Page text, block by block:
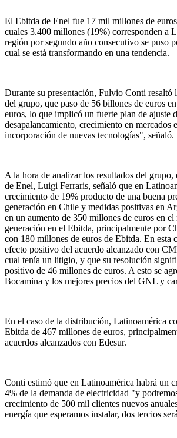
El Ebitda de Enel fue 17 mil millones de
cuales 3.400 millones (19%) corresponden a
región por segundo año consecutivo se puso
cual se está transformando en una tendencia.
Durante su presentación, Fulvio Conti resaltó
del grupo, que paso de 56 billones de euros
euros, lo que implicó un fuerte plan de ajuste
desapalancamiento, crecimiento en mercados
incorporación de nuevas tecnologías", señaló.
A la hora de analizar los resultados del
de Enel, Luigi Ferraris, señaló que en
crecimiento de 19% producto de una buena
generación en Chile y medidas positivas en
en un aumento de 350 millones de euros en el
generación en el Ebitda, principalmente por
con 180 millones de euros de Ebitda. En esta
efecto positivo del acuerdo alcanzado con
cual tenía un litigio, y que su resolución
positivo de 46 millones de euros. A esto se
Bocamina y los mejores precios del GNL y
En el caso de la distribución, Latinoamérica
Ebitda de 467 millones de euros,
acuerdos alcanzados con Edesur.
Conti estimó que en Latinoamérica habrá un
4% de la demanda de electricidad "y
crecimiento de 500 mil clientes nuevos
energía que esperamos instalar, dos tercios